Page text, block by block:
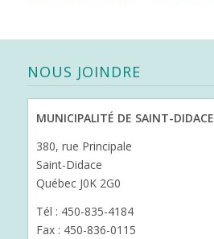
NOUS JOINDRE
MUNICIPALITÉ DE SAINT-DIDACE
380, rue Principale
Saint-Didace
Québec J0K 2G0
Tél : 450-835-4184
Fax : 450-836-0115